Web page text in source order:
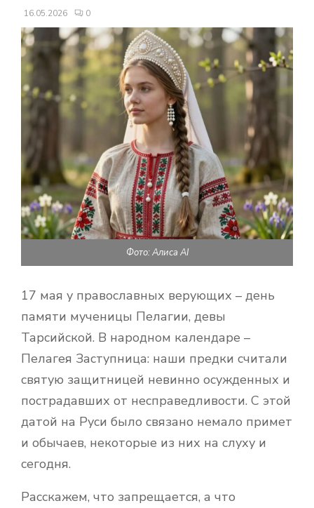
О
Е
М
Н
Ю
16.05.2026 0
Фото: Алиса AI
17 мая у православных верующих – день
памяти мученицы Пелагии, девы
Тарсийской. В народном календаре –
Пелагея Заступница: наши предки считали
святую защитницей невинно осужденных и
пострадавших от несправедливости. С этой
датой на Руси было связано немало примет
и обычаев, некоторые из них на слуху и
сегодня.
Расскажем, что запрещается, а что